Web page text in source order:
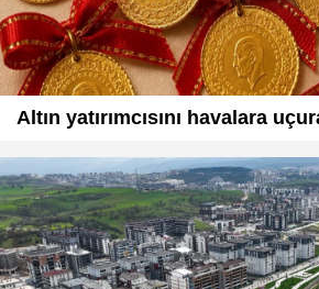
Altın yatırımcısını havalara